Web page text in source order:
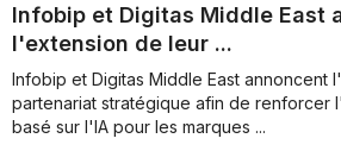
Infobip et Digitas Middle East
l'extension de leur ...
Infobip et Digitas Middle East annoncent
partenariat stratégique afin de renforcer
basé sur l'IA pour les marques ...